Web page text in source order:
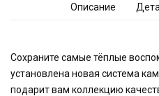
Описание
Сохраните самые тёплые
установлена новая система
подарит вам коллекцию